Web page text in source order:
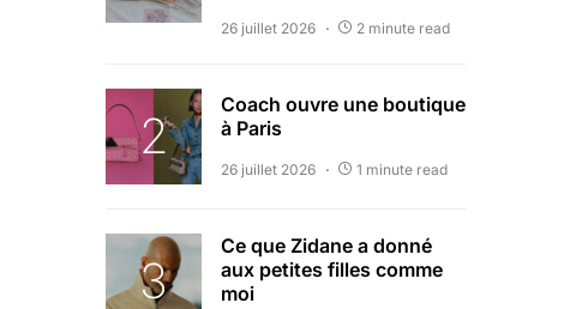
26 juillet 2026 2 minute read
Coach ouvre une boutique
à Paris
26 juillet 2026 1 minute read
Ce que Zidane a donné
aux petites filles comme
moi